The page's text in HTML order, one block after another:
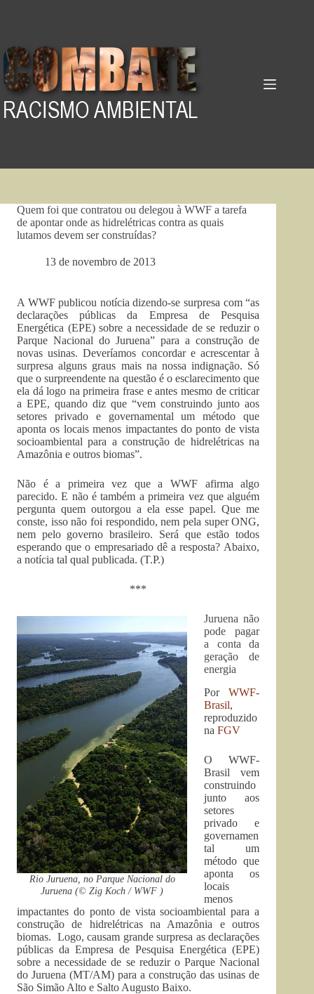
Quem foi que contratou ou delegou à WWF a tarefa
de apontar onde as hidrelétricas contra as quais
lutamos devem ser construídas?
13 de novembro de 2013
A WWF publicou notícia dizendo-se surpresa com “as
declarações públicas da Empresa de Pesquisa
Energética (EPE) sobre a necessidade de se reduzir o
Parque Nacional do Juruena” para a construção de
novas usinas. Deveríamos concordar e acrescentar à
surpresa alguns graus mais na nossa indignação. Só
que o surpreendente na questão é o esclarecimento que
ela dá logo na primeira frase e antes mesmo de criticar
a EPE, quando diz que “vem construindo junto aos
setores privado e governamental um método que
aponta os locais menos impactantes do ponto de vista
socioambiental para a construção de hidrelétricas na
Amazônia e outros biomas”.
Não é a primeira vez que a WWF afirma algo
parecido. E não é também a primeira vez que alguém
pergunta quem outorgou a ela esse papel. Que me
conste, isso não foi respondido, nem pela super ONG,
nem pelo governo brasileiro. Será que estão todos
esperando que o empresariado dê a resposta? Abaixo,
a notícia tal qual publicada. (T.P.)
***
Rio Juruena, no Parque Nacional do
Juruena (© Zig Koch / WWF )
Juruena não
pode pagar
a conta da
geração de
energia
PorWWF-
Brasil,
reproduzido
na FGV
O WWF-
Brasil vem
construindo
junto aos
setores
privado e
governamen
tal um
método que
aponta os
locais
menos
impactantes do ponto de vista socioambiental para a
construção de hidrelétricas na Amazônia e outros
biomas. Logo, causam grande surpresa as declarações
públicas da Empresa de Pesquisa Energética (EPE)
sobre a necessidade de se reduzir o Parque Nacional
do Juruena (MT/AM) para a construção das usinas de
São Simão Alto e Salto Augusto Baixo.